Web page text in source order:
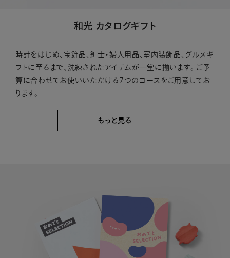
和光 カタログギフト
時計をはじめ、宝飾品、紳士・婦人用品、室内装飾品、グルメギ
フトに至るまで、洗練されたアイテムが一堂に揃います。 ご予
算に合わせてお使いいただける7つのコースをご用意してお
ります。
もっと見る